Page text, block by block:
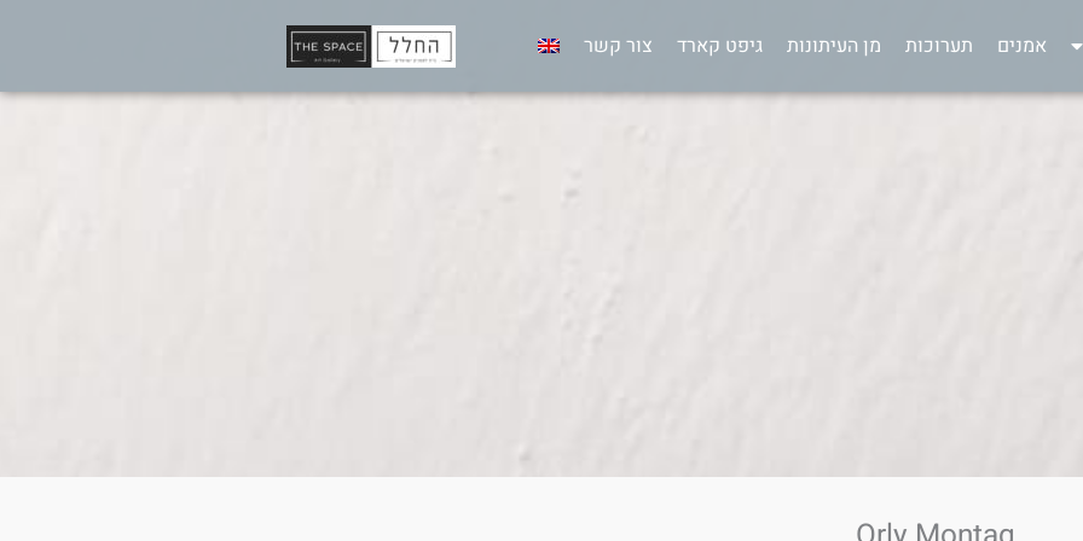
אמנים תערוכות מן העיתונות גיפט קארד צור קשר